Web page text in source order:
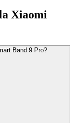
Xiaomi
Band 9 Pro?